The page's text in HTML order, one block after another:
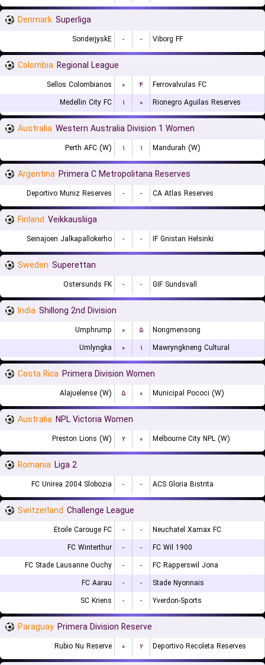
Denmark Superliga
SonderjyskE - - Viborg FF
Colombia Regional League
Sellos Colombianos ۰ ۴
Ferrovalvulas FC
Medellin City FC
۱ ۰ Rionegro Aguilas Reserves
Australia Western Australia Division 1 Women
Perth AFC (W) ۱ ۱ Mandurah (W)
Argentina Primera C Metropolitana Reserves
Deportivo Muniz Reserves - - CA Atlas Reserves
Finland Veikkausliiga
Seinajoen Jalkapallokerho - - IF Gnistan Helsinki
Sweden Superettan
Ostersunds FK - - GIF Sundsvall
India Shillong 2nd Division
Umphrump ۰ ۵
Nongmensong
Umlyngka
۰ ۱ Mawryngkneng Cultural
Costa Rica Primera Division Women
Alajuelense (W) ۵ ۰ Municipal Pococi (W)
Australia NPL Victoria Women
Preston Lions (W) ۲ ۰ Melbourne City NPL (W)
Romania Liga 2
FC Unirea 2004 Slobozia - - ACS Gloria Bistrita
Switzerland Challenge League
Etoile Carouge FC - -
Neuchatel Xamax FC
FC Winterthur
- -
FC Wil 1900
FC Stade Lausanne Ouchy
- -
FC Rapperswil Jona
FC Aarau
- -
Stade Nyonnais
SC Kriens
- - Yverdon-Sports
Paraguay Primera Division Reserve
Rubio Nu Reserve ۰ ۲ Deportivo Recoleta Reserves